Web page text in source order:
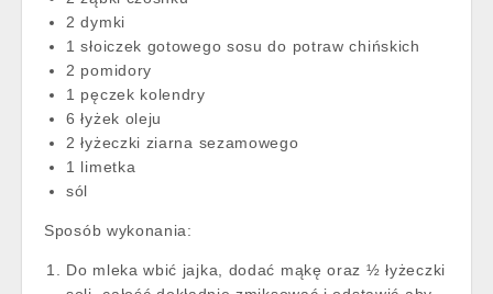
2 dymki
1 słoiczek gotowego sosu do potraw chińskich
2 pomidory
1 pęczek kolendry
6 łyżek oleju
2 łyżeczki ziarna sezamowego
1 limetka
sól
Sposób wykonania:
Do mleka wbić jajka, dodać mąkę oraz ½ łyżeczki